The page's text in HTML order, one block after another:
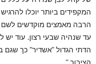
המקפידים ביותר יוכלו
הרבה מאמצים מוקדשים לשם
עד שנהיה שבעי רצון. עוד יש
הדתי הגדול "אשדיר" כך שגם